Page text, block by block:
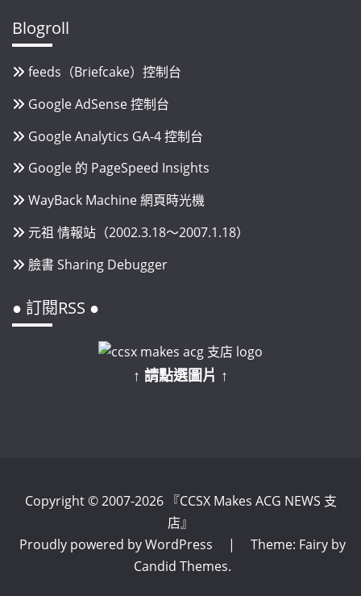
Blogroll
feeds（Briefcake）控制台
Google AdSense 控制台
Google Analytics GA-4 控制台
Google 的 PageSpeed Insights
WayBack Machine 網頁時光機
元祖 情報站（2002.3.18～2007.1.18）
臉書 Sharing Debugger
● 訂閱RSS ●
↑ 請點選圖片 ↑
Copyright © 2007-2026 『CCSX Makes ACG NEWS 支
店』
Proudly powered by WordPress
|
Theme: Fairy by
Candid Themes.